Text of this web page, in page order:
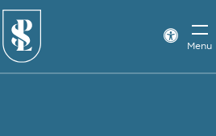
Menu